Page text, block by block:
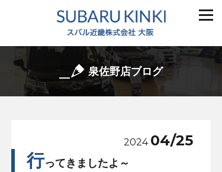
泉佐野店ブログ
2024 04/25
行ってきましたよ～